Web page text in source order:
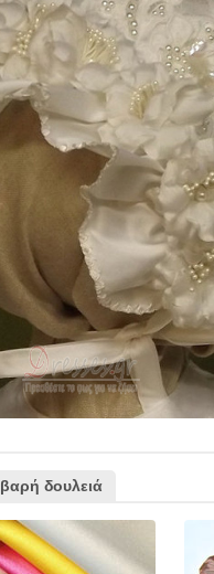
δουλειά